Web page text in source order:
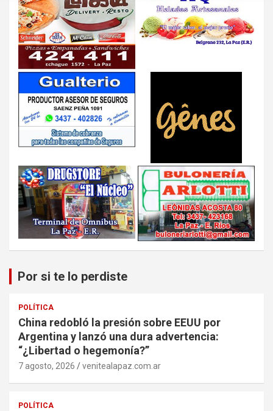
Por si te lo perdiste
POLÍTICA
China redobló la presión sobre EEUU por
Argentina y lanzó una dura advertencia:
“¿Libertad o hegemonía?”
7 agosto, 2026 venitealapaz.com.ar
POLÍTICA